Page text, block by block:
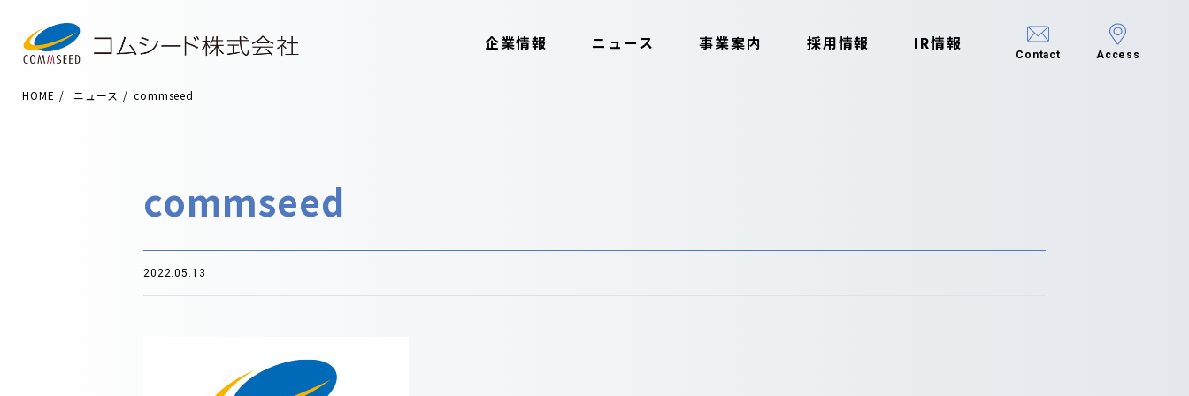
企業情報 ニュース 事業案内 採用情報 IR情報
Contact Access
HOME ニュース commseed
commseed
2022.05.13